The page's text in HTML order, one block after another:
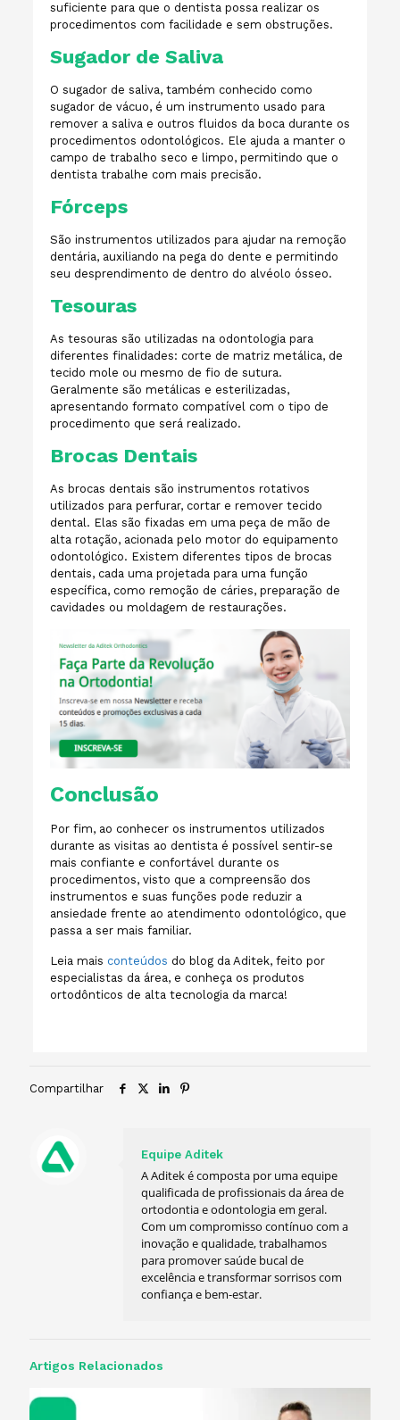
suficiente para que o dentista possa realizar os
procedimentos com facilidade e sem obstruções.
Sugador de Saliva
O sugador de saliva, também conhecido como
sugador de vácuo, é um instrumento usado para
remover a saliva e outros fluidos da boca durante os
procedimentos odontológicos. Ele ajuda a manter o
campo de trabalho seco e limpo, permitindo que o
dentista trabalhe com mais precisão.
Fórceps
São instrumentos utilizados para ajudar na remoção
dentária, auxiliando na pega do dente e permitindo
seu desprendimento de dentro do alvéolo ósseo.
Tesouras
As tesouras são utilizadas na odontologia para
diferentes finalidades: corte de matriz metálica, de
tecido mole ou mesmo de fio de sutura.
Geralmente são metálicas e esterilizadas,
apresentando formato compatível com o tipo de
procedimento que será realizado.
Brocas Dentais
As brocas dentais são instrumentos rotativos
utilizados para perfurar, cortar e remover tecido
dental. Elas são fixadas em uma peça de mão de
alta rotação, acionada pelo motor do equipamento
odontológico. Existem diferentes tipos de brocas
dentais, cada uma projetada para uma função
específica, como remoção de cáries, preparação de
cavidades ou moldagem de restaurações.
Conclusão
Por fim, ao conhecer os instrumentos utilizados
durante as visitas ao dentista é possível sentir-se
mais confiante e confortável durante os
procedimentos, visto que a compreensão dos
instrumentos e suas funções pode reduzir a
ansiedade frente ao atendimento odontológico, que
passa a ser mais familiar.
Leia mais conteúdos do blog da Aditek, feito por
especialistas da área, e conheça os produtos
ortodônticos de alta tecnologia da marca!
Compartilhar
Equipe Aditek
A Aditek é composta por uma equipe
qualificada de profissionais da área de
ortodontia e odontologia em geral.
Com um compromisso contínuo com a
inovação e qualidade, trabalhamos
para promover saúde bucal de
excelência e transformar sorrisos com
confiança e bem-estar.
Artigos Relacionados